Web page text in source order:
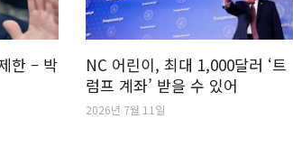
한 – 박
NC 어린이, 최대 1,000달러 ‘트
럼프 계좌’ 받을 수 있어
2026년 7월 11일